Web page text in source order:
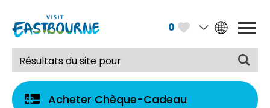
0
Acheter Chèque-Cadeau